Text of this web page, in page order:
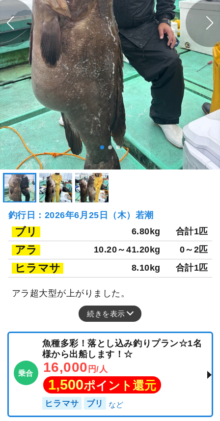
釣行日：2026年6月25日（木）若潮
ブリ 6.80kg 合計1匹
アラ 10.20～41.20kg 0～2匹
ヒラマサ 8.10kg 合計1匹
アラ超大型が上がりました。
続きを表示
乗合
魚種多彩！落とし込み釣りプラン☆1名
様から出船します！☆
16,000 円/人
1,500ポイント還元
ヒラマサ ブリ